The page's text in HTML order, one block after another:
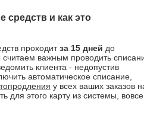
средств и как это
проходитза 15 дней до
важным проводить
клиента - недопустив
автоматическое списание,
у всех ваших заказов
для этого карту из системы,